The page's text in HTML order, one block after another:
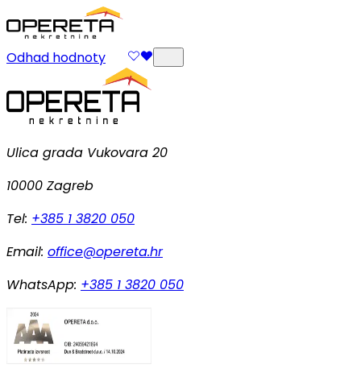
Odhad hodnoty
Ulica grada Vukovara 20
10000 Zagreb
Tel: +385 1 3820 050
Email: office@opereta.hr
WhatsApp: +385 1 3820 050